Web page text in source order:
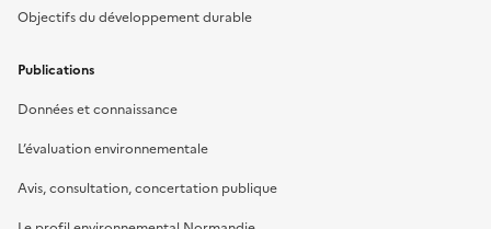
Objectifs du développement durable
Publications
Données et connaissance
L’évaluation environnementale
Avis, consultation, concertation publique